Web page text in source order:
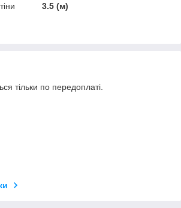
3.5 (м)
тільки по передоплаті.